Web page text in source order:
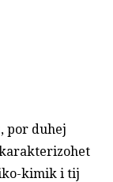
por duhej
karakterizohet
kimik i tij